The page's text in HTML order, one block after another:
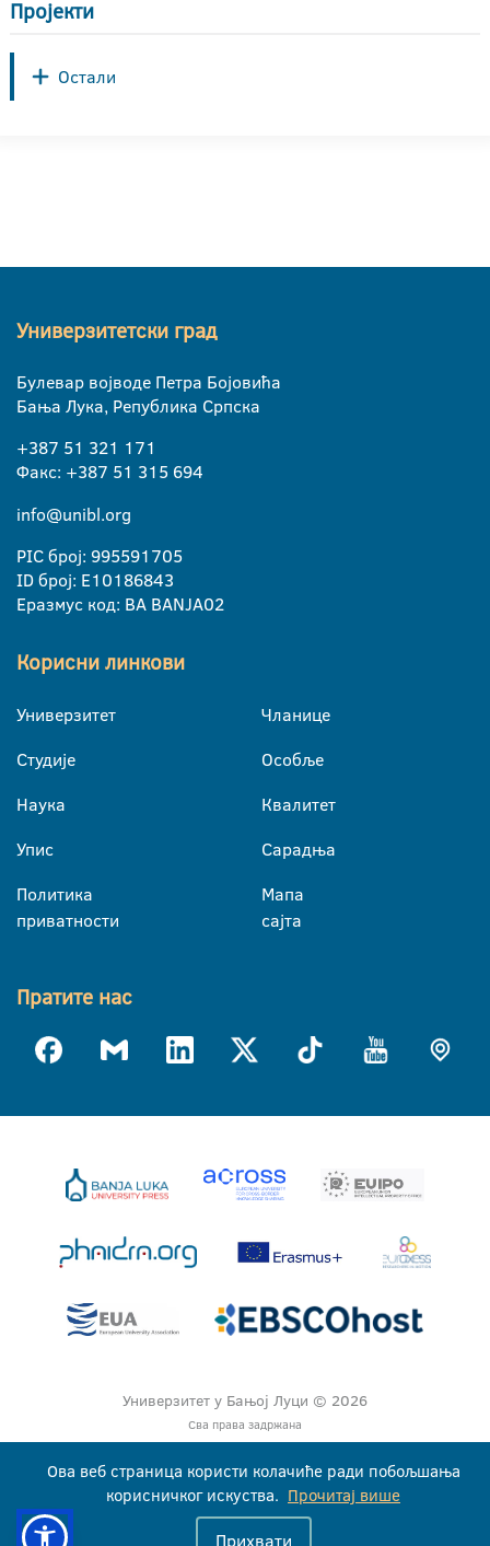
Пројекти
Остали
Универзитетски град
Булевар војводе Петра Бојовића
Бања Лука, Република Српска
+387 51 321 171
Факс: +387 51 315 694
info@unibl.org
PIC број: 995591705
ID број: E10186843
Еразмус код: BA BANJA02
Корисни линкови
Универзитет
Студије
Наука
Упис
Политика
приватности
Чланице
Особље
Квалитет
Сарадња
Мапа
сајта
Пратите нас
Универзитет у Бањој Луци © 2026
Сва права задржана
Ова веб страница користи колачиће ради побољшања
корисничког искуства. Прочитај више
Прихвати